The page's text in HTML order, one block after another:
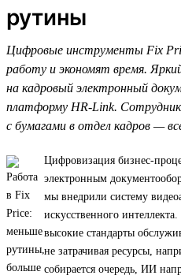
рутины
Цифровые инструменты Fix
работу и экономят время.
на кадровый электронный
платформу HR-Link.
с бумагами в отдел кадров —
Цифровизация бизнес-
электронным
мы внедрили систему
искусственного
высокие стандарты
не затрачивая ресурсы,
собирается очередь, ИИ